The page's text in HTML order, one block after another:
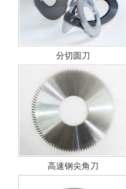
分切圆刀
高速钢尖角刀